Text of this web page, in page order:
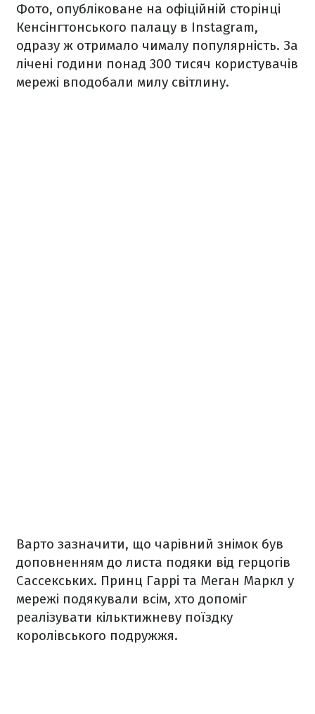
Фото, опубліковане на офіційній сторінці
Кенсінгтонського палацу в Instagram,
одразу ж отримало чималу популярність. За
лічені години понад 300 тисяч користувачів
мережі вподобали милу світлину.
Варто зазначити, що чарівний знімок був
доповненням до листа подяки від герцогів
Сассекських. Принц Гаррі та Меган Маркл у
мережі подякували всім, хто допоміг
реалізувати кільктижневу поїздку
королівського подружжя.